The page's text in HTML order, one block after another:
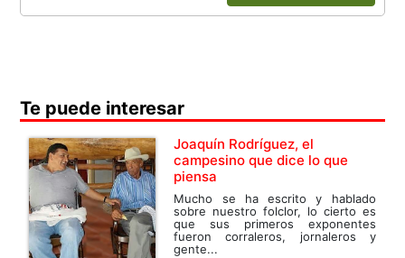
Te puede interesar
Joaquín Rodríguez, el
campesino que dice lo que
piensa
Mucho se ha escrito y hablado
sobre nuestro folclor, lo cierto es
que sus primeros exponentes
fueron corraleros, jornaleros y
gente...